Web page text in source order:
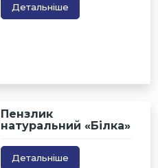
Детальніше
Пензлик
натуральний «Білка»
Детальніше